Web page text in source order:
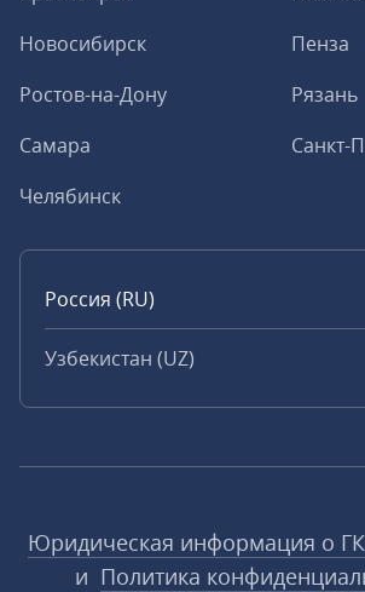
Новосибирск
Пенза
Ростов-на-Дону
Рязань
Самара
Санкт-
Челябинск
Россия (RU)
Узбекистан (UZ)
Юридическая информация о ГК
и Политика